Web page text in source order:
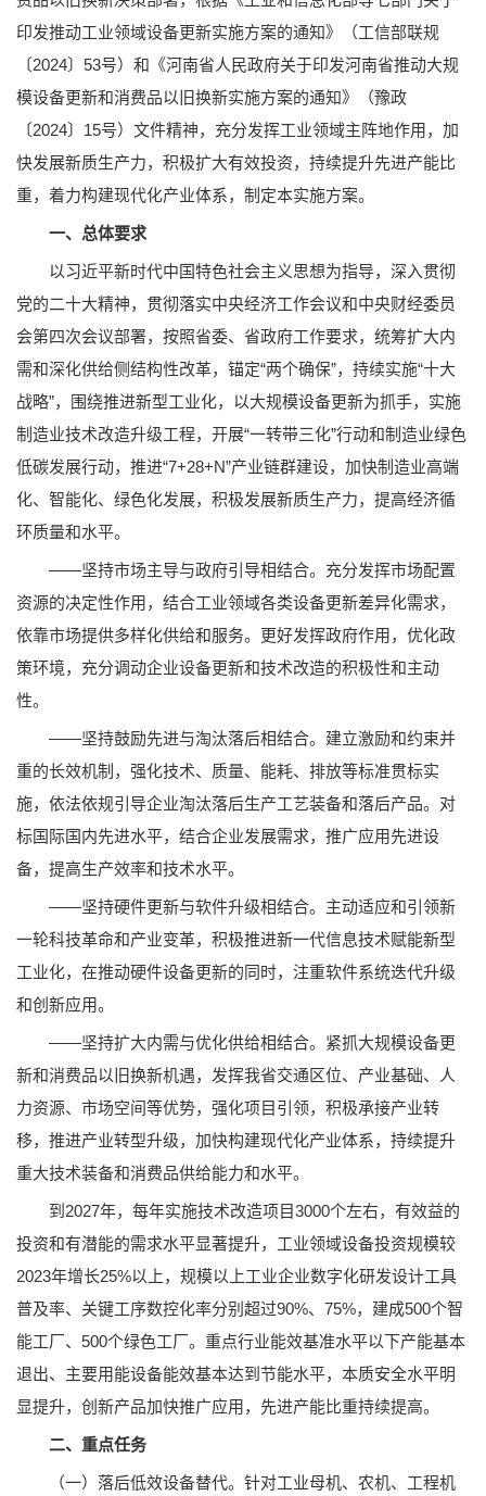
印发推动工业领域设备更新实施方案的通知》（工信部联规
〔2024〕53号）和《河南省人民政府关于印发河南省推动大规
模设备更新和消费品以旧换新实施方案的通知》（豫政
〔2024〕15号）文件精神，充分发挥工业领域主阵地作用，加
快发展新质生产力，积极扩大有效投资，持续提升先进产能比
重，着力构建现代化产业体系，制定本实施方案。
一、总体要求
以习近平新时代中国特色社会主义思想为指导，深入贯彻
党的二十大精神，贯彻落实中央经济工作会议和中央财经委员
会第四次会议部署，按照省委、省政府工作要求，统筹扩大内
需和深化供给侧结构性改革，锚定“两个确保”，持续实施“十大
战略”，围绕推进新型工业化，以大规模设备更新为抓手，实施
制造业技术改造升级工程，开展“一转带三化”行动和制造业绿色
低碳发展行动，推进“7+28+N”产业链群建设，加快制造业高端
化、智能化、绿色化发展，积极发展新质生产力，提高经济循
环质量和水平。
——坚持市场主导与政府引导相结合。充分发挥市场配置
资源的决定性作用，结合工业领域各类设备更新差异化需求，
依靠市场提供多样化供给和服务。更好发挥政府作用，优化政
策环境，充分调动企业设备更新和技术改造的积极性和主动
性。
——坚持鼓励先进与淘汰落后相结合。建立激励和约束并
重的长效机制，强化技术、质量、能耗、排放等标准贯标实
施，依法依规引导企业淘汰落后生产工艺装备和落后产品。对
标国际国内先进水平，结合企业发展需求，推广应用先进设
备，提高生产效率和技术水平。
——坚持硬件更新与软件升级相结合。主动适应和引领新
一轮科技革命和产业变革，积极推进新一代信息技术赋能新型
工业化，在推动硬件设备更新的同时，注重软件系统迭代升级
和创新应用。
——坚持扩大内需与优化供给相结合。紧抓大规模设备更
新和消费品以旧换新机遇，发挥我省交通区位、产业基础、人
力资源、市场空间等优势，强化项目引领，积极承接产业转
移，推进产业转型升级，加快构建现代化产业体系，持续提升
重大技术装备和消费品供给能力和水平。
到2027年，每年实施技术改造项目3000个左右，有效益的
投资和有潜能的需求水平显著提升，工业领域设备投资规模较
2023年增长25%以上，规模以上工业企业数字化研发设计工具
普及率、关键工序数控化率分别超过90%、75%，建成500个智
能工厂、500个绿色工厂。重点行业能效基准水平以下产能基本
退出、主要用能设备能效基本达到节能水平，本质安全水平明
显提升，创新产品加快推广应用，先进产能比重持续提高。
二、重点任务
（一）落后低效设备替代。针对工业母机、农机、工程机